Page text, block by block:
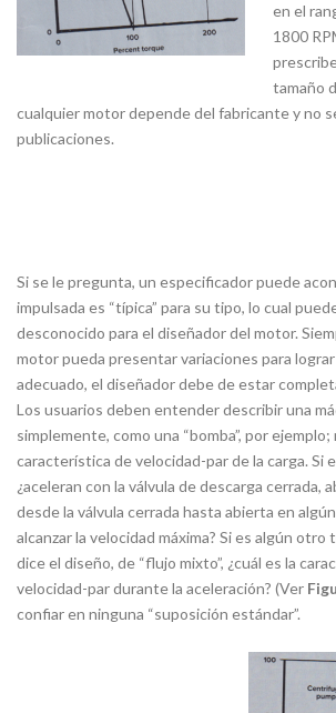
en el
1800
tamaño
cualquier motor depende del fabricante y no
publicaciones.
Si se le pregunta, un especificador puede
impulsada es “típica” para su tipo, lo cual
desconocido para el diseñador del motor.
motor pueda presentar variaciones para
adecuado, el diseñador debe de estar
Los usuarios deben entender describir una
simplemente, como una “bomba”, por
característica de velocidad-par de la carga. Si
¿aceleran con la válvula de descarga cerrada,
desde la válvula cerrada hasta abierta en
alcanzar la velocidad máxima? Si es algún otro
dice el diseño, de “flujo mixto”, ¿cuál es la
velocidad-par durante la aceleración? (Ver
confiar en ninguna “suposición estándar”.